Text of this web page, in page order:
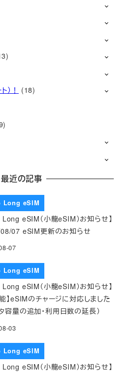
）！
(18)
最近の記事
Long eSIM
Long eSIM（小龍eSIM）お知らせ】
07 eSIM更新のお知らせ
07
Long eSIM
Long eSIM（小龍eSIM）お知らせ】
】eSIMのチャージに対応しました
容量の追加・利用日数の延長）
03
Long eSIM
Long eSIM（小龍eSIM）お知らせ】